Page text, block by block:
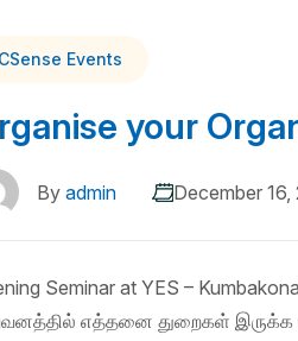
CSense Events
your
By admin December 16,
Seminar at YES –
எத்தனை துறைகள் இருக்க